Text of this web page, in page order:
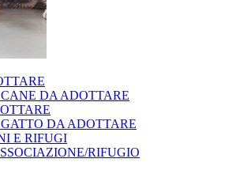
DA ADOTTARE
DA ADOTTARE
E RIFUGI
RIFUGIO